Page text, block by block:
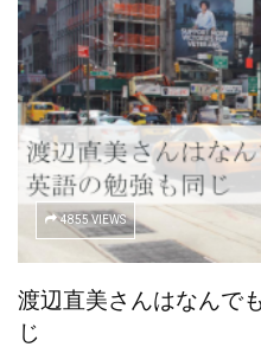
4855 VIEWS
渡辺直美さんはなんで
じ